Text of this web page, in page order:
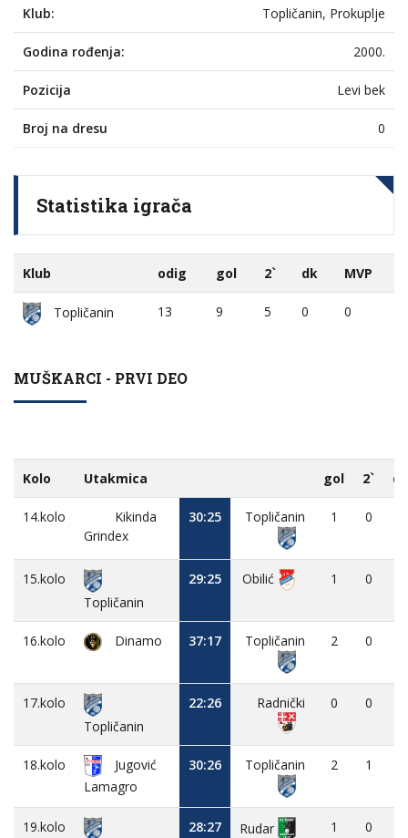
Klub: Topličanin, Prokuplje
Godina rođenja: 2000.
Pozicija Levi bek
Broj na dresu 0
Statistika igrača
Klub odig gol 2` dk MVP
Topličanin 13 9 5 0 0
MUŠKARCI - PRVI DEO
Kolo Utakmica gol 2` dk
14.kolo
Kikinda
Grindex
30:25 Topličanin 1 0
15.kolo
Topličanin
29:25 Obilić 1 0
16.kolo Dinamo 37:17 Topličanin 2 0
17.kolo
Topličanin
22:26 Radnički 0 0
18.kolo
Jugović
Lamagro
30:26 Topličanin 2 1
19.kolo
28:27 Rudar 1 0